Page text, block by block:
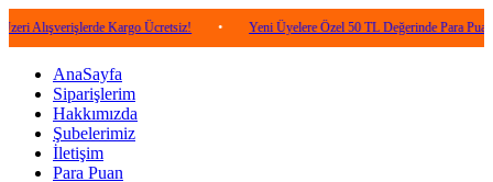
Kargo Ücretsiz! • Yeni Üyelere Özel 50 TL Değerinde Para Puan! •
AnaSayfa
Siparişlerim
Hakkımızda
Şubelerimiz
İletişim
Para Puan